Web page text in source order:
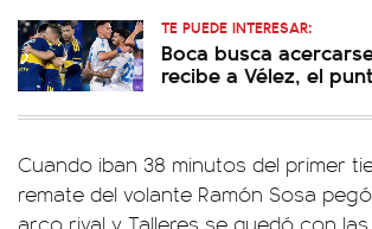
TE PUEDE INTERESAR:
Boca busca
recibe a Vélez, el
Cuando iban 38 minutos del primer
remate del volante Ramón Sosa
arco rival y Talleres se quedó con